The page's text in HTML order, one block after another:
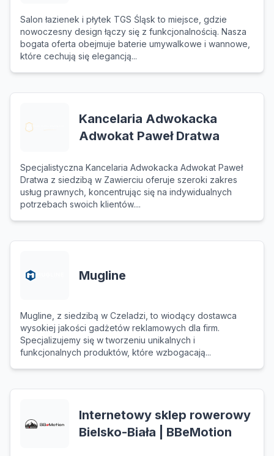
Salon łazienek i płytek TGS Śląsk to miejsce, gdzie
nowoczesny design łączy się z funkcjonalnością. Nasza
bogata oferta obejmuje baterie umywalkowe i wannowe,
które cechują się elegancją...
Kancelaria Adwokacka
Adwokat Paweł Dratwa
Specjalistyczna Kancelaria Adwokacka Adwokat Paweł
Dratwa z siedzibą w Zawierciu oferuje szeroki zakres
usług prawnych, koncentrując się na indywidualnych
potrzebach swoich klientów....
Mugline
Mugline, z siedzibą w Czeladzi, to wiodący dostawca
wysokiej jakości gadżetów reklamowych dla firm.
Specjalizujemy się w tworzeniu unikalnych i
funkcjonalnych produktów, które wzbogacają...
Internetowy sklep rowerowy
Bielsko-Biała | BBeMotion